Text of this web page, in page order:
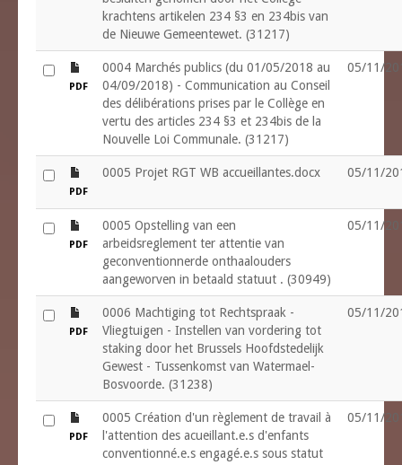
krachtens artikelen 234 §3 en 234bis van
de Nieuwe Gemeentewet. (31217)
PDF
0004 Marchés publics (du 01/05/2018 au
04/09/2018) - Communication au Conseil
des délibérations prises par le Collège en
vertu des articles 234 §3 et 234bis de la
Nouvelle Loi Communale. (31217)
05/11/
PDF
0005 Projet RGT WB accueillantes.docx 05/11/
PDF
0005 Opstelling van een
arbeidsreglement ter attentie van
geconventionnerde onthaalouders
aangeworven in betaald statuut . (30949)
05/11/
PDF
0006 Machtiging tot Rechtspraak -
Vliegtuigen - Instellen van vordering tot
staking door het Brussels Hoofdstedelijk
Gewest - Tussenkomst van Watermael-
Bosvoorde. (31238)
05/11/
PDF
0005 Création d'un règlement de travail à
l'attention des acueillant.e.s d'enfants
conventionné.e.s engagé.e.s sous statut
05/11/